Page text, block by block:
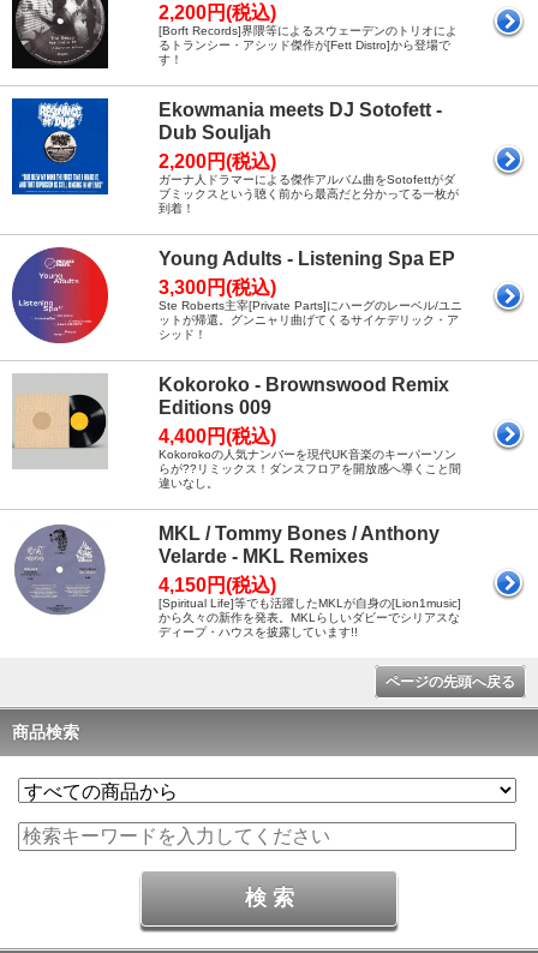
2,200円(税込)
[Borft Records]界隈等によるスウェーデンのトリオによ
るトランシー・アシッド傑作が[Fett Distro]から登場で
す！
Ekowmania meets DJ Sotofett -
Dub Souljah
2,200円(税込)
ガーナ人ドラマーによる傑作アルバム曲をSotofettがダ
ブミックスという聴く前から最高だと分かってる一枚が
到着！
Young Adults - Listening Spa EP
3,300円(税込)
Ste Roberts主宰[Private Parts]にハーグのレーベル/ユニ
ットが帰還。グンニャリ曲げてくるサイケデリック・ア
シッド！
Kokoroko - Brownswood Remix
Editions 009
4,400円(税込)
Kokorokoの人気ナンバーを現代UK音楽のキーパーソン
らが??リミックス！ダンスフロアを開放感へ導くこと間
違いなし。
MKL / Tommy Bones / Anthony
Velarde - MKL Remixes
4,150円(税込)
[Spiritual Life]等でも活躍したMKLが自身の[Lion1music]
から久々の新作を発表。MKLらしいダビーでシリアスな
ディープ・ハウスを披露しています!!
ページの先頭へ戻る
商品検索